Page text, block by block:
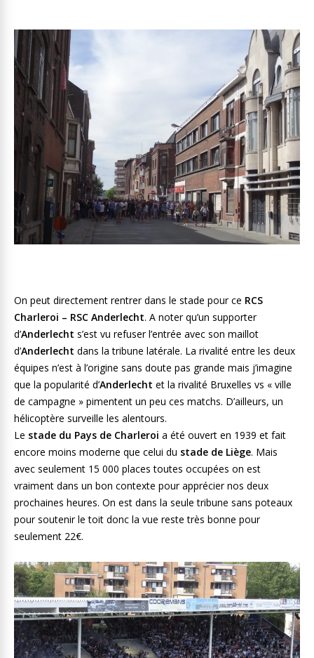
On peut directement rentrer dans le stade pour ce RCS
Charleroi – RSC Anderlecht. A noter qu’un supporter
d’Anderlecht s’est vu refuser l’entrée avec son maillot
d’Anderlecht dans la tribune latérale. La rivalité entre les deux
équipes n’est à l’origine sans doute pas grande mais j’imagine
que la popularité d’Anderlecht et la rivalité Bruxelles vs « ville
de campagne » pimentent un peu ces matchs. D’ailleurs, un
hélicoptère surveille les alentours.
Le stade du Pays de Charleroi a été ouvert en 1939 et fait
encore moins moderne que celui du stade de Liège. Mais
avec seulement 15 000 places toutes occupées on est
vraiment dans un bon contexte pour apprécier nos deux
prochaines heures. On est dans la seule tribune sans poteaux
pour soutenir le toit donc la vue reste très bonne pour
seulement 22€.